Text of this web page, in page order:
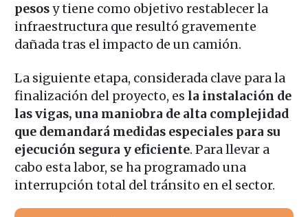
pesosy tiene como objetivo restablecer la
infraestructura que resultó gravemente
dañada tras el impacto de un camión.
La siguiente etapa, considerada clave para la
finalización del proyecto, es la instalación de
las vigas, una maniobra de alta complejidad
que demandará medidas especiales para su
ejecución segura y eficiente. Para llevar a
cabo esta labor, se ha programado una
interrupción total del tránsito en el sector.